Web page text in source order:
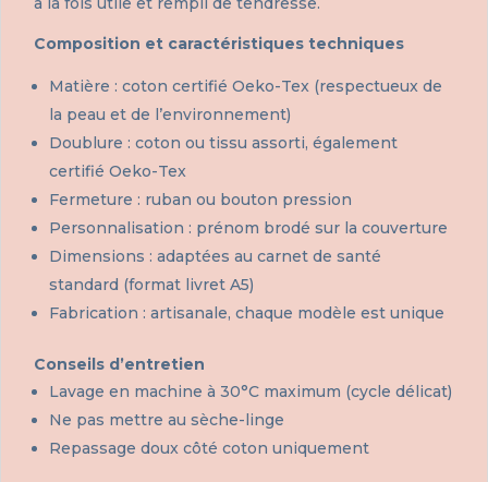
Composition et caractéristiques techniques
Matière : coton certifié Oeko-Tex (respectueux de
la peau et de l’environnement)
Doublure : coton ou tissu assorti, également
certifié Oeko-Tex
Fermeture : ruban ou bouton pression
Personnalisation : prénom brodé sur la couverture
Dimensions : adaptées au carnet de santé
standard (format livret A5)
Fabrication : artisanale, chaque modèle est unique
Conseils d’entretien
Lavage en machine à 30°C maximum (cycle délicat)
Ne pas mettre au sèche-linge
Repassage doux côté coton uniquement